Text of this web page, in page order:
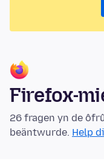
Firefox-
26 fragen yn de
beäntwurde. Help